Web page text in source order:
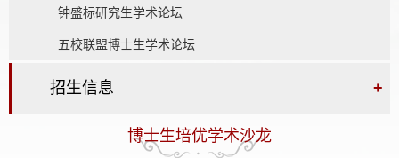
钟盛标研究生学术论坛
五校联盟博士生学术论坛
招生信息 +
博士生培优学术沙龙